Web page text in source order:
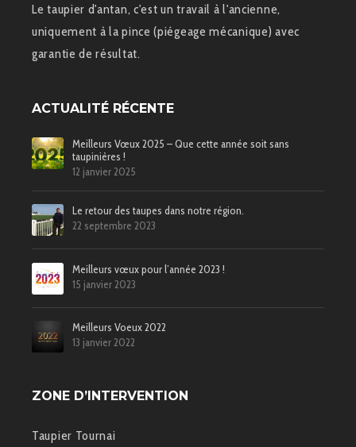
Le taupier d'antan, c'est un travail à l'ancienne,
uniquement à la pince (piégeage mécanique) avec
garantie de résultat.
ACTUALITÉ RÉCENTE
Meilleurs Vœux 2025 – Que cette année soit sans
taupinières !
12 janvier 2025
Le retour des taupes dans notre région.
22 septembre 2023
Meilleurs vœux pour l’année 2023 !
15 janvier 2023
Meilleurs Voeux 2022
13 janvier 2022
ZONE D’INTERVENTION
Taupier Tournai